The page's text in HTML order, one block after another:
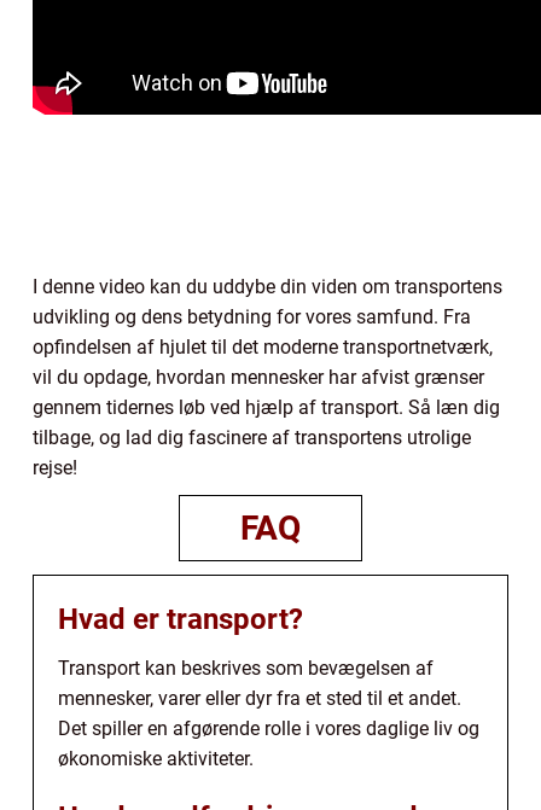
I denne video kan du uddybe din viden om transportens
udvikling og dens betydning for vores samfund. Fra
opfindelsen af hjulet til det moderne transportnetværk,
vil du opdage, hvordan mennesker har afvist grænser
gennem tidernes løb ved hjælp af transport. Så læn dig
tilbage, og lad dig fascinere af transportens utrolige
rejse!
FAQ
Hvad er transport?
Transport kan beskrives som bevægelsen af
mennesker, varer eller dyr fra et sted til et andet.
Det spiller en afgørende rolle i vores daglige liv og
økonomiske aktiviteter.